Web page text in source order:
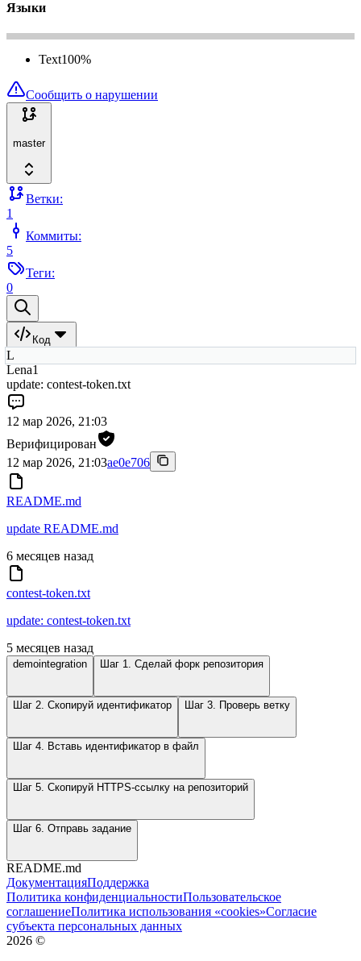
Языки
Text100%
Сообщить о нарушении
master
Ветки:
1
Коммиты:
5
Теги:
0
Код
L
Lena1
update: contest-token.txt
12 мар 2026, 21:03
Верифицирован
12 мар 2026, 21:03ae0e706
README.md
update README.md
6 месяцев назад
contest-token.txt
update: contest-token.txt
5 месяцев назад
demointegration Шаг 1. Сделай форк репозитория
Шаг 2. Скопируй идентификатор Шаг 3. Проверь ветку
Шаг 4. Вставь идентификатор в файл
Шаг 5. Скопируй HTTPS-ссылку на репозиторий
Шаг 6. Отправь задание
README.md
ДокументацияПоддержка
Политика конфиденциальностиПользовательское
соглашениеПолитика использования «cookies»Согласие
субъекта персональных данных
2026 ©